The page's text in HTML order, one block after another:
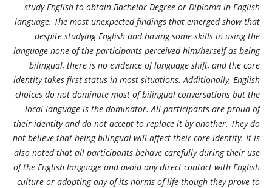
study English to obtain Bachelor Degree or Diploma in English
language. The most unexpected findings that emerged show that
despite studying English and having some skills in using the
language none of the participants perceived him/herself as being
bilingual, there is no evidence of language shift, and the core
identity takes first status in most situations. Additionally, English
choices do not dominate most of bilingual conversations but the
local language is the dominator. All participants are proud of
their identity and do not accept to replace it by another. They do
not believe that being bilingual will affect their core identity. It is
also noted that all participants behave carefully during their use
of the English language and avoid any direct contact with English
culture or adopting any of its norms of life though they prove to